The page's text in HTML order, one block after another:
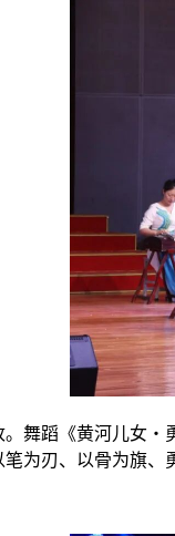
舞蹈《黄河儿女
为刃、以骨为旗